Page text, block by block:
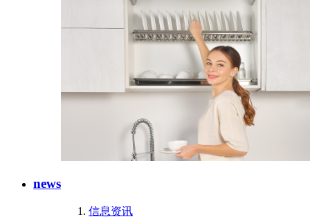
news
信息资讯